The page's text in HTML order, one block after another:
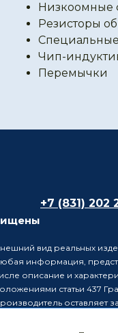
Низкоомные
Резисторы
Чип-
Перемычки
+7 (831) 202
вид реальных
информация,
описание и
статьи 437
оставляет